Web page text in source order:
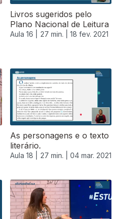
Livros sugeridos pelo
Plano Nacional de Leitura
Aula 16 | 27 min. | 18 fev. 2021
As personagens e o texto
literário.
Aula 18 | 27 min. | 04 mar. 2021